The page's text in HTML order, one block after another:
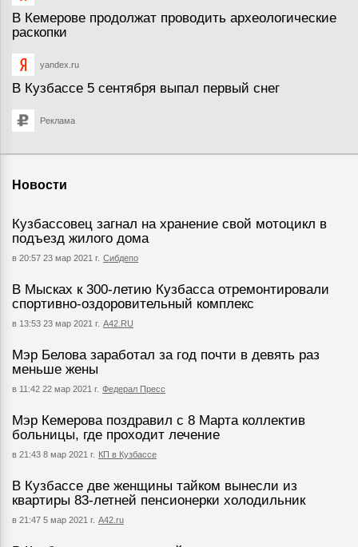
В Кемерове продолжат проводить археологические
раскопки
yandex.ru
В Кузбассе 5 сентября выпал первый снег
Реклама
Новости
Кузбассовец загнал на хранение свой мотоцикл в
подъезд жилого дома
в 20:57 23 мар 2021 г. Сибдепо
В Мысках к 300-летию Кузбасса отремонтировали
спортивно-оздоровительный комплекс
в 13:53 23 мар 2021 г. А42.RU
Мэр Белова заработал за год почти в девять раз
меньше жены
в 11:42 22 мар 2021 г. Федерал Пресс
Мэр Кемерова поздравил с 8 Марта коллектив
больницы, где проходит лечение
в 21:43 8 мар 2021 г. КП в Кузбассе
В Кузбассе две женщины тайком вынесли из
квартиры 83-летней пенсионерки холодильник
в 21:47 5 мар 2021 г. А42.ru